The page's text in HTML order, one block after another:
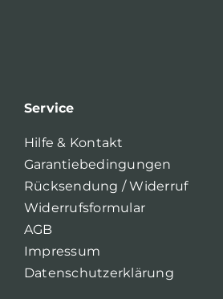
Service
Hilfe & Kontakt
Garantiebedingungen
Rücksendung / Widerruf
Widerrufsformular
AGB
Impressum
Datenschutzerklärung